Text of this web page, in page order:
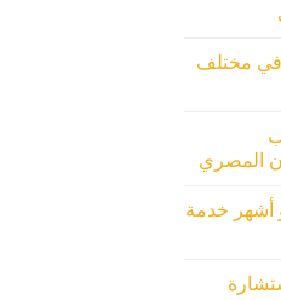
مختلف
المصري
خدمة